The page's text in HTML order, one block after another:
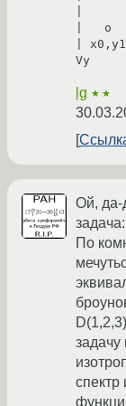
|   o
|
Vy
lg ★★
Ой, да-
задача:
По
задачу